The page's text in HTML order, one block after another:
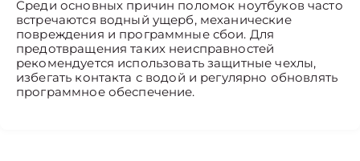
Среди основных причин поломок ноутбуков часто
встречаются водный ущерб, механические
повреждения и программные сбои. Для
предотвращения таких неисправностей
рекомендуется использовать защитные чехлы,
избегать контакта с водой и регулярно обновлять
программное обеспечение.